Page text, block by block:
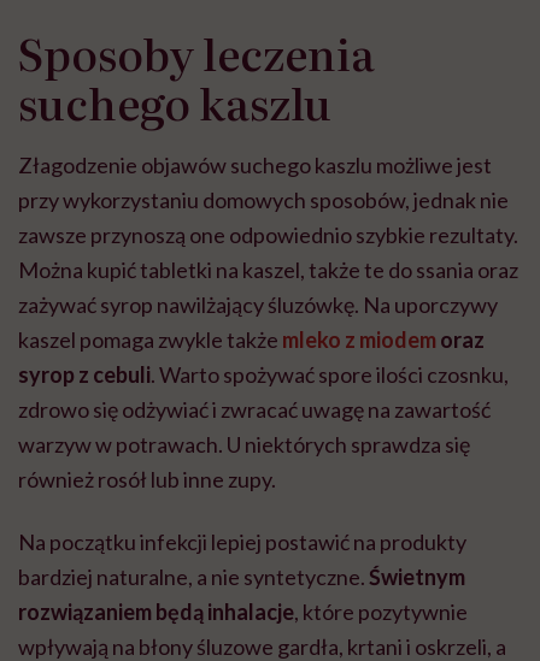
Sposoby leczenia
suchego kaszlu
Złagodzenie objawów suchego kaszlu możliwe jest
przy wykorzystaniu domowych sposobów, jednak nie
zawsze przynoszą one odpowiednio szybkie rezultaty.
Można kupić tabletki na kaszel, także te do ssania oraz
zażywać syrop nawilżający śluzówkę. Na uporczywy
kaszel pomaga zwykle także mleko z miodem oraz
syrop z cebuli. Warto spożywać spore ilości czosnku,
zdrowo się odżywiać i zwracać uwagę na zawartość
warzyw w potrawach. U niektórych sprawdza się
również rosół lub inne zupy.
Na początku infekcji lepiej postawić na produkty
bardziej naturalne, a nie syntetyczne.Świetnym
rozwiązaniem będą inhalacje, które pozytywnie
wpływają na błony śluzowe gardła, krtani i oskrzeli, a